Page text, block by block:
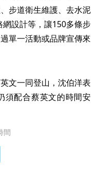
步道衛生維護、去水泥
設計等，讓150多條步
單一活動或品牌宣傳來
文一同登山，沈伯洋表
須配合蔡英文的時間安
間